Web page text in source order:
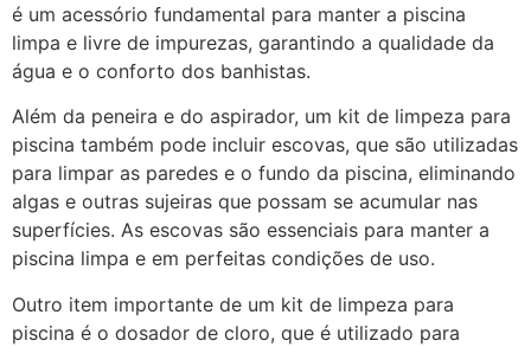
é um acessório fundamental para manter a piscina
limpa e livre de impurezas, garantindo a qualidade da
água e o conforto dos banhistas.
Além da peneira e do aspirador, um kit de limpeza para
piscina também pode incluir escovas, que são utilizadas
para limpar as paredes e o fundo da piscina, eliminando
algas e outras sujeiras que possam se acumular nas
superfícies. As escovas são essenciais para manter a
piscina limpa e em perfeitas condições de uso.
Outro item importante de um kit de limpeza para
piscina é o dosador de cloro, que é utilizado para